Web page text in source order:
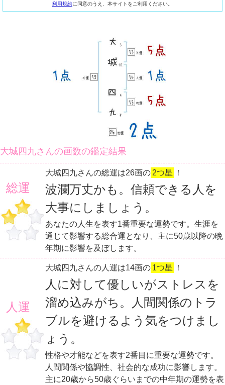
利用規約に同意のうえ、本サイトをご利用ください。
大城四九さんの画数の鑑定結果
総運
大城四九さんの総運は26画の 2つ星 ！
波瀾万丈かも。信頼できる人を
大事にしましょう。
あなたの人生を表す1番重要な運勢です。生涯を
通じて影響する総合運となり、主に50歳以降の晩
年期に影響を及ぼします。
人運
大城四九さんの人運は14画の 1つ星 ！
人に対して優しいがストレスを
溜め込みがち。人間関係のトラ
ブルを避けるよう気をつけまし
ょう。
性格や才能などを表す2番目に重要な運勢です。
人間関係や協調性、社会的な成功に影響します。
主に20歳から50歳ぐらいまでの中年期の運勢を表